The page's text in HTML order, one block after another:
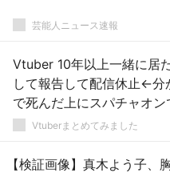
芸能人ニュース速報
Vtuber 10年以上一緒に居
して報告して配信休止←
で死んだ上にスパチャオ
ニーで遊ぶ←＾＾；
Vtuberまとめてみました
【検証画像】真木よう子、